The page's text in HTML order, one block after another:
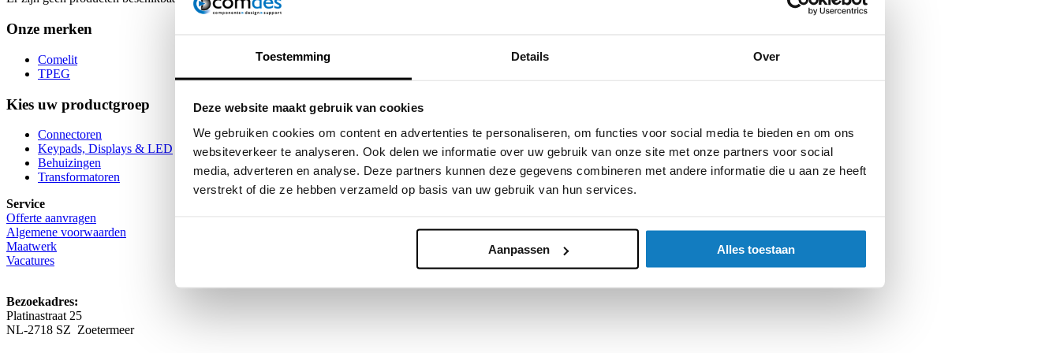
Toestemming Details Over
Deze website maakt gebruik van cookies
We gebruiken cookies om content en advertenties te personaliseren, om functies voor social media te bieden en om ons
websiteverkeer te analyseren. Ook delen we informatie over uw gebruik van onze site met onze partners voor social
media, adverteren en analyse. Deze partners kunnen deze gegevens combineren met andere informatie die u aan ze heeft
verstrekt of die ze hebben verzameld op basis van uw gebruik van hun services.
Aanpassen Alles toestaan
Onze merken
Comelit
TPEG
Kies uw productgroep
Connectoren
Keypads, Displays & LED
Behuizingen
Transformatoren
Service
Offerte aanvragen
Algemene voorwaarden
Maatwerk
Vacatures
Bezoekadres:
Platinastraat 25
NL-2718 SZ Zoetermeer